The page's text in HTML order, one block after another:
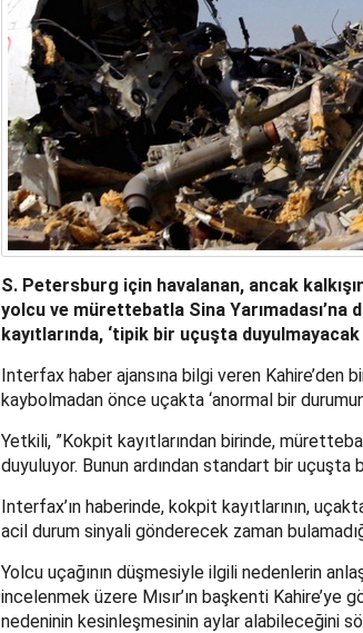
S. Petersburg için havalanan, ancak
yolcu ve mürettebatla Sina Yarımadası’na
kayıtlarında, ‘tipik bir uçuşta
Interfax haber ajansına bilgi veren Kahire’den
kaybolmadan önce uçakta ‘anormal bir
Yetkili, ”Kokpit kayıtlarından birinde,
duyuluyor. Bunun ardından standart bir
Interfax’ın haberinde, kokpit kayıtlarının,
acil durum sinyali gönderecek zaman
Yolcu uçağının düşmesiyle ilgili nedenlerin
incelenmek üzere Mısır’ın başkenti Kahire’ye
nedeninin kesinleşmesinin aylar alabileceğini